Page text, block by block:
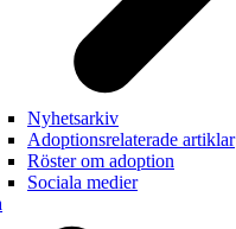
Nyhetsarkiv
Adoptionsrelaterade artiklar
Röster om adoption
Sociala medier